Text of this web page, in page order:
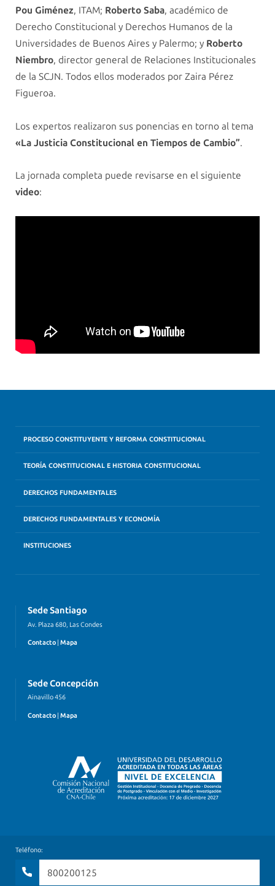
Pou Giménez, ITAM; Roberto Saba, académico de
Derecho Constitucional y Derechos Humanos de la
Universidades de Buenos Aires y Palermo; y Roberto
Niembro, director general de Relaciones Institucionales
de la SCJN. Todos ellos moderados por Zaira Pérez
Figueroa.
Los expertos realizaron sus ponencias en torno al tema
«La Justicia Constitucional en Tiempos de Cambio”.
La jornada completa puede revisarse en el siguiente
video:
PROCESO CONSTITUYENTE Y REFORMA CONSTITUCIONAL
TEORÍA CONSTITUCIONAL E HISTORIA CONSTITUCIONAL
DERECHOS FUNDAMENTALES
DERECHOS FUNDAMENTALES Y ECONOMÍA
INSTITUCIONES
Sede Santiago
Av. Plaza 680, Las Condes
Contacto | Mapa
Sede Concepción
Ainavillo 456
Contacto | Mapa
Teléfono:
800200125